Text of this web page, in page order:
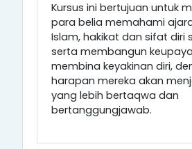
Kursus ini bertujuan untuk
para belia memahami
Islam, hakikat dan sifat diri
serta membangun
membina keyakinan diri,
harapan mereka akan
yang lebih bertaqwa dan
bertanggungjawab.